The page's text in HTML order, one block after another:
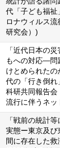
代「子ども福祉
ロナウィルス
研究会）)
「近代日本の
もへの対応―問
けとめられた
代の「行き倒れ
科研共同報告会
流行に伴うネッ
「戦前の統計
実態ー東京及
間に存在した救